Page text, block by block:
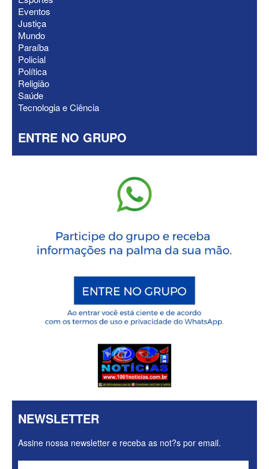
Eventos
Justiça
Mundo
Paraíba
Policial
Política
Religião
Saúde
Tecnologia e Ciência
ENTRE NO GRUPO
NEWSLETTER
Assine nossa newsletter e receba as not?s por email.